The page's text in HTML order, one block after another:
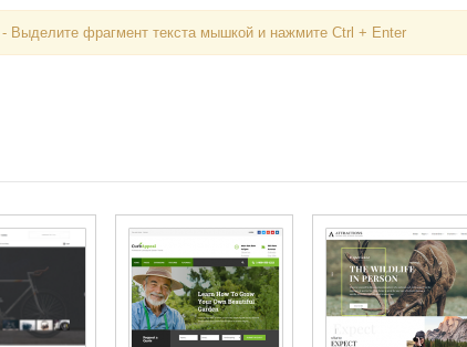
Выделите фрагмент текста мышкой и нажмите Ctrl + Enter